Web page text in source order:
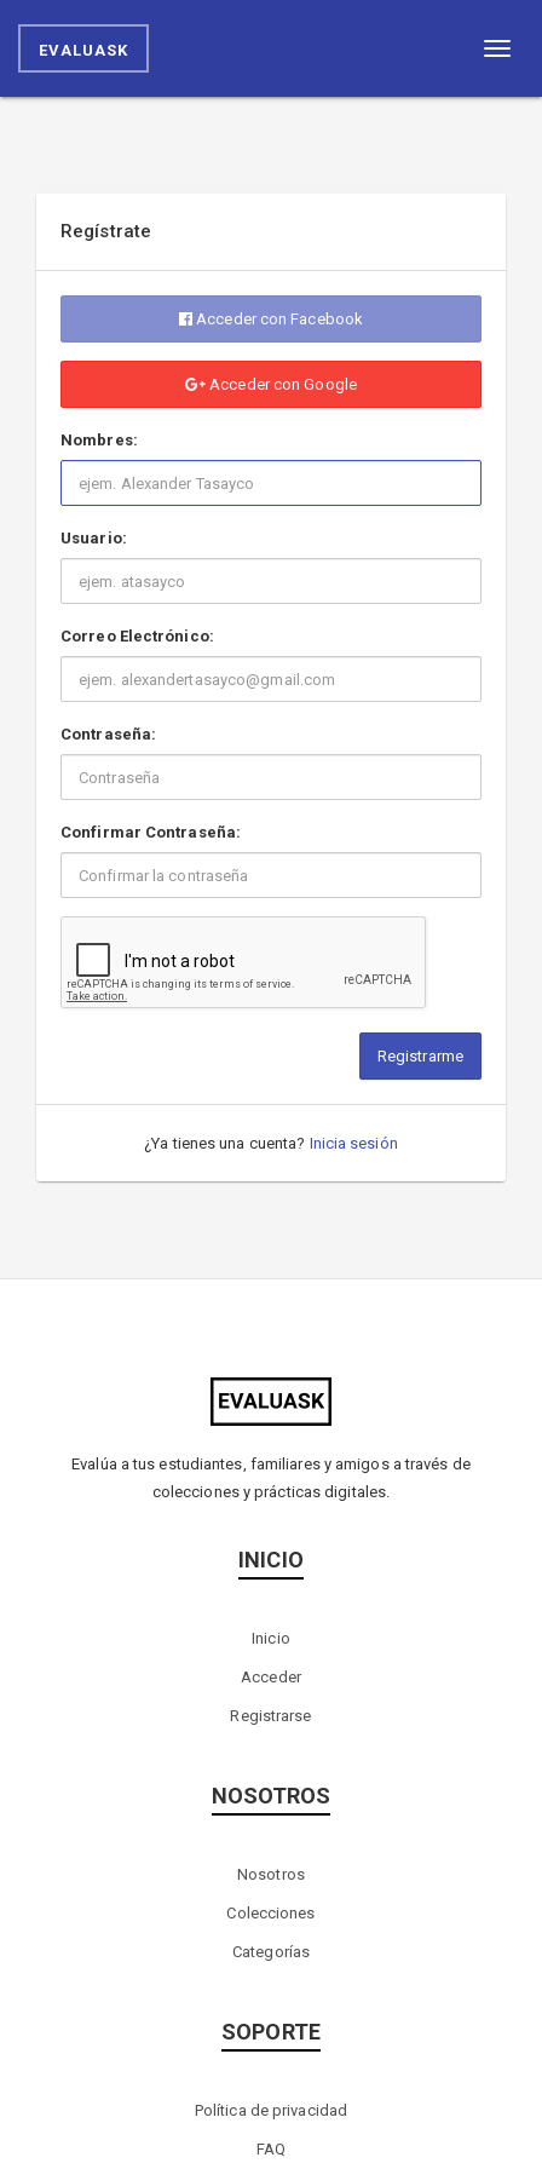
EVALUASK
Regístrate
Acceder con Facebook
Acceder con Google
Nombres:
Usuario:
Correo Electrónico:
Contraseña:
Confirmar Contraseña:
Registrarme
¿Ya tienes una cuenta? Inicia sesión
Evalúa a tus estudiantes, familiares y amigos a través de
colecciones y prácticas digitales.
INICIO
Inicio
Acceder
Registrarse
NOSOTROS
Nosotros
Colecciones
Categorías
SOPORTE
Política de privacidad
FAQ